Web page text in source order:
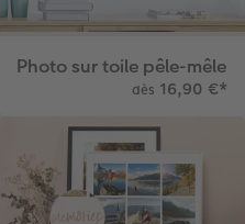
Photo sur toile pêle-mêle
dès 16,90 €*